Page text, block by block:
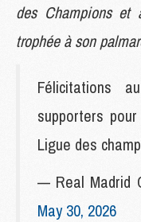
des Champions et
trophée à son
Félicitations
supporters
Ligue des
— Real Madrid
May 30, 2026